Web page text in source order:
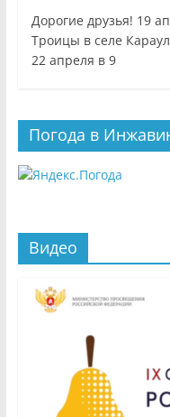
Дорогие друзья! 19
Троицы в селе
22 апреля в 9
Погода в
Видео